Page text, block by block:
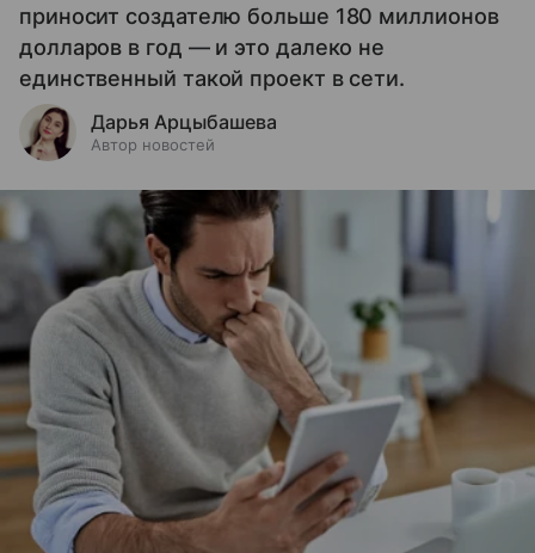
приносит создателю больше 180 миллионов
долларов в год — и это далеко не
единственный такой проект в сети.
Дарья Арцыбашева
Автор новостей